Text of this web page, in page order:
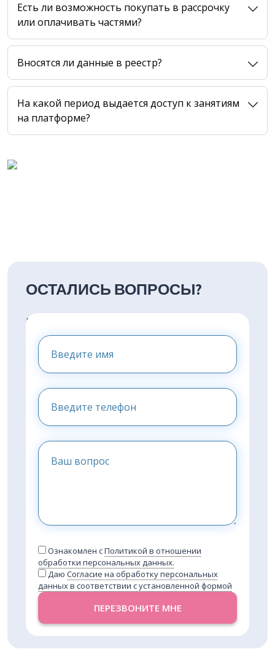
Есть ли возможность покупать в рассрочку
или оплачивать частями?
Вносятся ли данные в реестр?
На какой период выдается доступ к занятиям
на платформе?
ОСТАЛИСЬ ВОПРОСЫ?
НАПИШИТЕ НАМ И МЫ
ПРЕДОСТАВИМ ВАМ
КОНСУЛЬТАЦИЮ
Ознакомлен сПолитикой в отношении
обработки персональных данных.
Даю Согласие на обработку персональных
данных в соответствии с установленной формой
ПЕРЕЗВОНИТЕ МНЕ